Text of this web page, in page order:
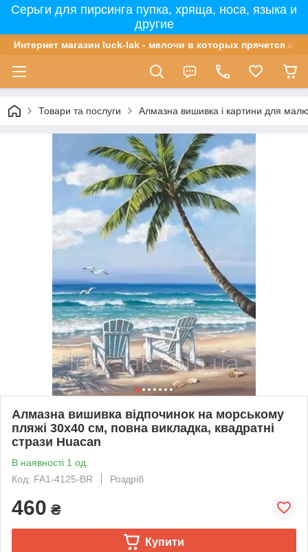
Серьги для пирсинга пупка, хряща, носа, языка и
другие
Интернет магазин luck-lak - мелочи в которых прячется
Товари та послуги Алмазна вишивка і картини для
Алмазна вишивка відпочинок на морському
пляжі 30х40 см, повна викладка, квадратні
стрази Huacan
В наявності 1 од.
Код: FA1-4125-BR
Роздріб
460 ₴
Купити